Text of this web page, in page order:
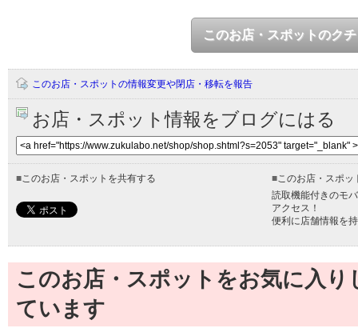
このお店・スポットのク
このお店・スポットの情報変更や閉店・移転を報告
お店・スポット情報をブログにはる
■このお店・スポットを共有する ■このお店・スポッ
読取機能付きのモ
アクセス！
便利に店舗情報を
このお店・スポットをお気に入
ています